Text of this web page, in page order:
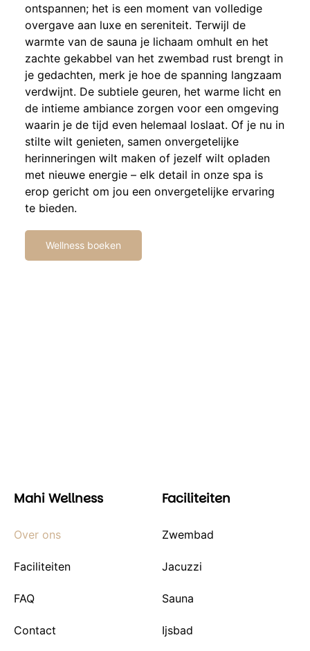
ontspannen; het is een moment van volledige
overgave aan luxe en sereniteit. Terwijl de
warmte van de sauna je lichaam omhult en het
zachte gekabbel van het zwembad rust brengt in
je gedachten, merk je hoe de spanning langzaam
verdwijnt. De subtiele geuren, het warme licht en
de intieme ambiance zorgen voor een omgeving
waarin je de tijd even helemaal loslaat. Of je nu in
stilte wilt genieten, samen onvergetelijke
herinneringen wilt maken of jezelf wilt opladen
met nieuwe energie – elk detail in onze spa is
erop gericht om jou een onvergetelijke ervaring
te bieden.
Wellness boeken
Mahi Wellness
Over ons
Faciliteiten
FAQ
Contact
Faciliteiten
Zwembad
Jacuzzi
Sauna
Ijsbad